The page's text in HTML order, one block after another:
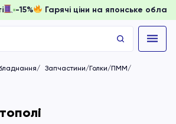
-15% Гарячі ціни на японське
Запчастини/Голки/ПММ